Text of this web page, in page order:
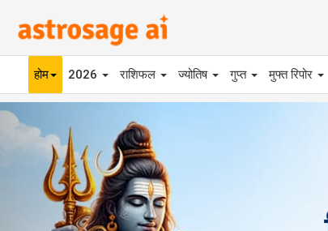
होम 2026 राशिफल ज्योतिष गुप्त मुफ्त रिपोर
Previous